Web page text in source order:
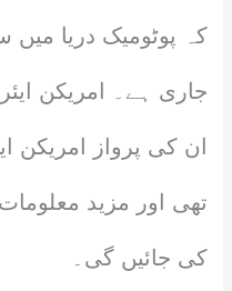
کہ پوٹومیک دریا
جاری ہے۔ امریکن
ان کی پرواز امریکن
تھی اور مزید
کی جائیں گی۔